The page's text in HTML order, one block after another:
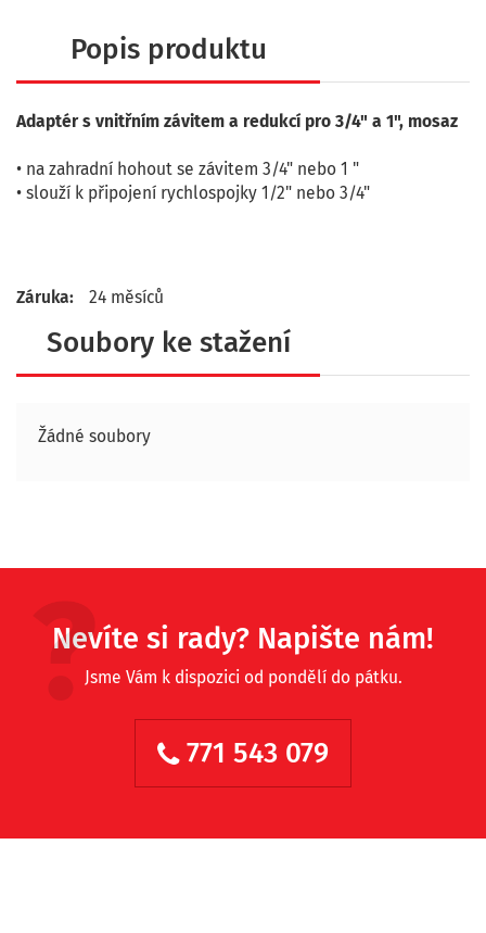
Popis produktu
Adaptér s vnitřním závitem a redukcí pro 3/4" a 1", mosaz
• na zahradní hohout se závitem 3/4" nebo 1 "
• slouží k připojení rychlospojky 1/2" nebo 3/4"
Záruka: 24 měsíců
Soubory ke stažení
Žádné soubory
Nevíte si rady? Napište nám!
Jsme Vám k dispozici od pondělí do pátku.
771 543 079